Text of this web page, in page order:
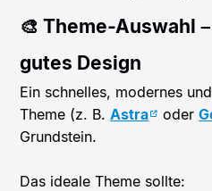
🎨 Theme-Auswahl
gutes Design
Ein schnelles, modernes
Theme (z. B.Astra oder
Grundstein.
Das ideale Theme sollte: